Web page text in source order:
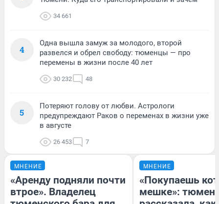
34 661
4
Одна вышла замуж за молодого, второй
развелся и обрел свободу: тюменцы — про
перемены в жизни после 40 лет
30 232 48
5
Потеряют голову от любви. Астрологи
предупреждают Раков о переменах в жизни уже
в августе
26 453 7
МНЕНИЕ
«Аренду подняли почти
втрое». Владелец
МНЕНИЕ
«Покупаешь
мешке»: